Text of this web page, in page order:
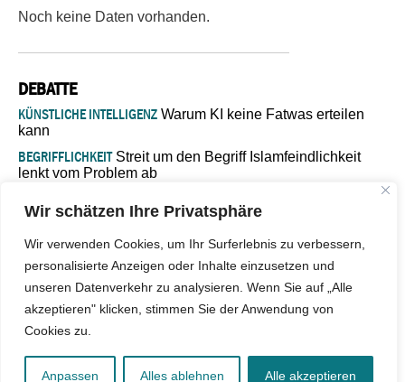
Wir schätzen Ihre Privatsphäre
Wir verwenden Cookies, um Ihr Surferlebnis zu verbessern,
personalisierte Anzeigen oder Inhalte einzusetzen und
unseren Datenverkehr zu analysieren. Wenn Sie auf „Alle
akzeptieren" klicken, stimmen Sie der Anwendung von
Cookies zu.
Anpassen Alles ablehnen Alle akzeptieren
Noch keine Daten vorhanden.
DEBATTE
KÜNSTLICHE INTELLIGENZ Warum KI keine Fatwas erteilen
kann
BEGRIFFLICHKEITStreit um den Begriff Islamfeindlichkeit
lenkt vom Problem ab
Verantwortung bleibt“
ISLAMISCHE FAKULTÄT IN MÜNSTEREine kritische Schwelle für
die deutsche Religionspolitik
GASTBEITRAGWarum die muslimische Welt eine neue
Kontakt|Impressum Barrierefreiheit|Jobs Netiquette|Mediadaten